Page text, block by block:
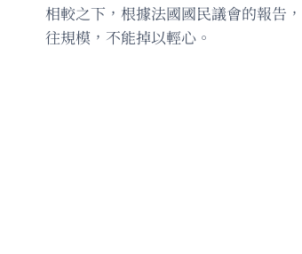
相較之下，根據法國國民議會的報告
往規模，不能掉以輕心。